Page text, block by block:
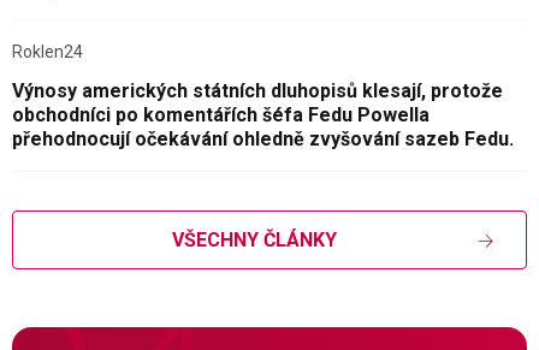
Roklen24
Výnosy amerických státních dluhopisů klesají, protože
obchodníci po komentářích šéfa Fedu Powella
přehodnocují očekávání ohledně zvyšování sazeb Fedu.
VŠECHNY ČLÁNKY